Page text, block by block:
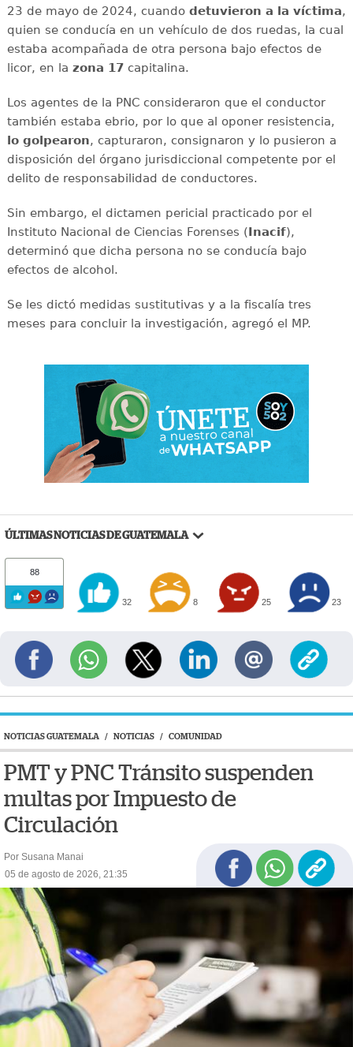
23 de mayo de 2024, cuando detuvieron a la víctima,
quien se conducía en un vehículo de dos ruedas, la cual
estaba acompañada de otra persona bajo efectos de
licor, en la zona 17capitalina.
Los agentes de la PNC consideraron que el conductor
también estaba ebrio, por lo que al oponer resistencia,
lo golpearon, capturaron, consignaron y lo pusieron a
disposición del órgano jurisdiccional competente por el
delito de responsabilidad de conductores.
Sin embargo, el dictamen pericial practicado por el
Instituto Nacional de Ciencias Forenses (Inacif),
determinó que dicha persona no se conducía bajo
efectos de alcohol.
Se les dictó medidas sustitutivas y a la fiscalía tres
meses para concluir la investigación, agregó el MP.
ÚLTIMAS NOTICIAS DE GUATEMALA
88
32 8 25 23
NOTICIAS GUATEMALA / NOTICIAS / COMUNIDAD
PMT y PNC Tránsito suspenden
multas por Impuesto de
Circulación
Por Susana Manai
05 de agosto de 2026, 21:35